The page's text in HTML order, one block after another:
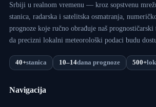
Srbiji u realnom vremenu — kroz sopstvenu
stanica, radarska i satelitska osmatranja,
prognoze koje ručno obrađuje naš
da precizni lokalni meteorološki podaci budu
40+stanica 10–14dana prognoze 500+
Navigacija